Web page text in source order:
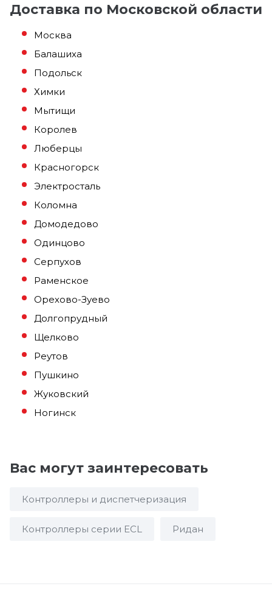
Доставка по Московской области
Москва
Балашиха
Подольск
Химки
Мытищи
Королев
Люберцы
Красногорск
Электросталь
Коломна
Домодедово
Одинцово
Серпухов
Раменское
Орехово-Зуево
Долгопрудный
Щелково
Реутов
Пушкино
Жуковский
Ногинск
Вас могут заинтересовать
Контроллеры и диспетчеризация
Контроллеры серии ECL Ридан